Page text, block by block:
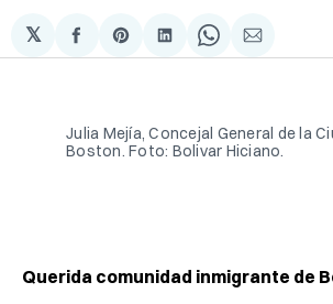
𝕏
Compartir
en
Share
on
Compartir
en
Share
on
via
Julia Mejía, Concejal General de la
Boston. Foto: Bolivar Hiciano.
Querida comunidad inmigrante de